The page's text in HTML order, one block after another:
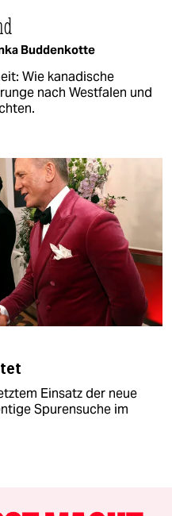
Buddenkotte
Wie kanadische
nach Westfalen und
Einsatz der neue
Spurensuche im